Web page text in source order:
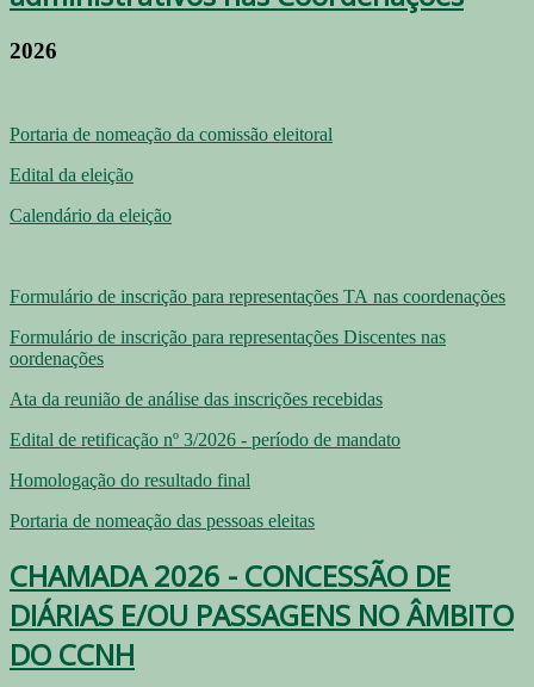
2026
Portaria de nomeação da comissão eleitoral
Edital da eleição
Calendário da eleição
Formulário de inscrição para representações TA nas coordenações
Formulário de inscrição para representações Discentes nas
oordenações
Ata da reunião de análise das inscrições recebidas
Edital de retificação nº 3/2026 - período de mandato
Homologação do resultado final
Portaria de nomeação das pessoas eleitas
CHAMADA 2026 - CONCESSÃO DE
DIÁRIAS E/OU PASSAGENS NO ÂMBITO
DO CCNH